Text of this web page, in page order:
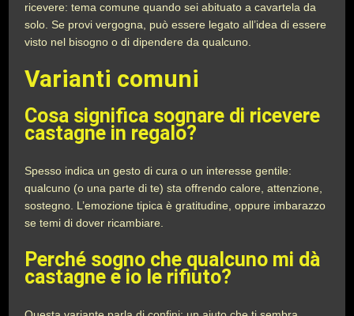
ricevere: tema comune quando sei abituato a cavartela da
solo. Se provi vergogna, può essere legato all’idea di essere
visto nel bisogno o di dipendere da qualcuno.
Varianti comuni
Cosa significa sognare di ricevere
castagne in regalo?
Spesso indica un gesto di cura o un interesse gentile:
qualcuno (o una parte di te) sta offrendo calore, attenzione,
sostegno. L’emozione tipica è gratitudine, oppure imbarazzo
se temi di dover ricambiare.
Perché sogno che qualcuno mi dà
castagne e io le rifiuto?